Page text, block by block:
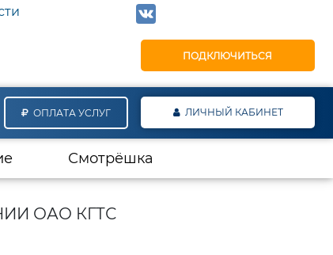
ПОДКЛЮЧИТЬСЯ
ОПЛАТА УСЛУГ ЛИЧНЫЙ КАБИНЕТ
Смотрёшка
ОАО КГТС